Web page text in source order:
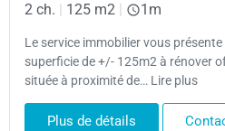
2 ch. | 125 m2 | 1m
Le service immobilier vous
superficie de +/- 125m2 à rénover
située à proximité de… Lire plus
Plus de détails